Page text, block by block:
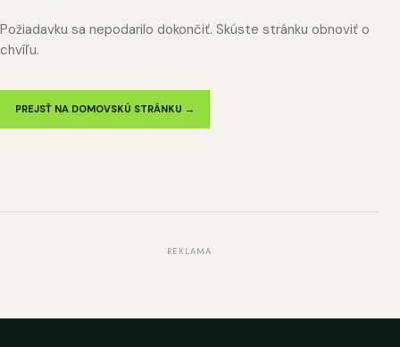
Požiadavku sa nepodarilo dokončiť. Skúste stránku obnoviť o
chvíľu.
PREJSŤ NA DOMOVSKÚ STRÁNKU →
REKLAMA